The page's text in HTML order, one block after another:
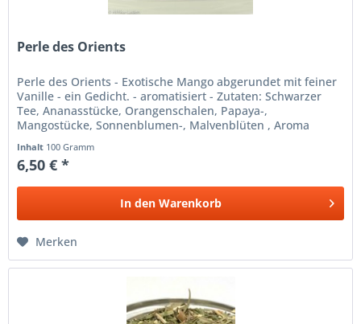
Perle des Orients
Perle des Orients - Exotische Mango abgerundet mit feiner
Vanille - ein Gedicht. - aromatisiert - Zutaten: Schwarzer
Tee, Ananasstücke, Orangenschalen, Papaya-,
Mangostücke, Sonnenblumen-, Malvenblüten , Aroma
Inhalt 100 Gramm
6,50 € *
In den Warenkorb
Merken